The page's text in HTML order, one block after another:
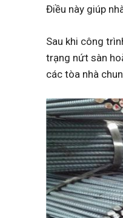
Điều này giúp
Sau khi công
trạng nứt sàn
các tòa nhà